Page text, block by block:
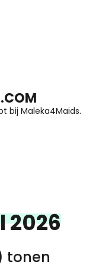
bij Maleka4Maids.
2026
tonen